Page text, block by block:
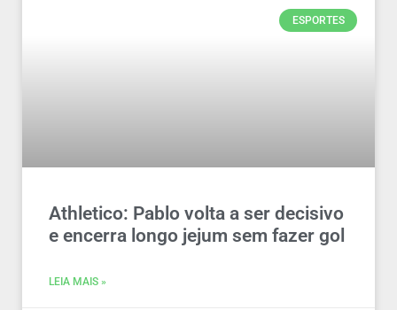
ESPORTES
Athletico: Pablo volta a ser decisivo
e encerra longo jejum sem fazer gol
LEIA MAIS »